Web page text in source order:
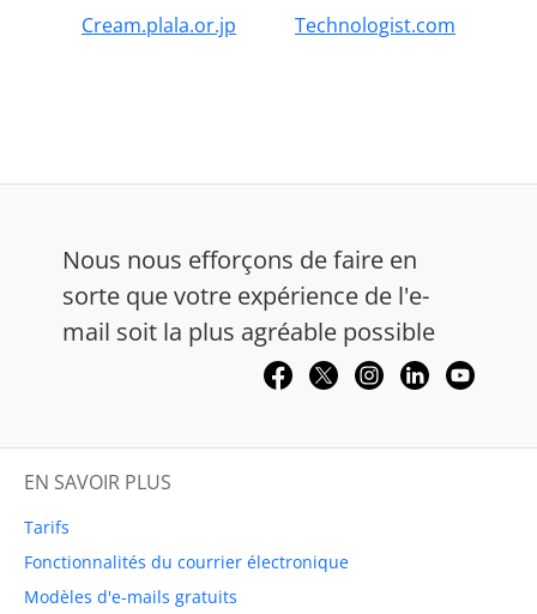
Cream.plala.or.jp
Technologist.com
Nous nous efforçons de faire en
sorte que votre expérience de l'e-
mail soit la plus agréable possible
EN SAVOIR PLUS
Tarifs
Fonctionnalités du courrier électronique
Modèles d'e-mails gratuits